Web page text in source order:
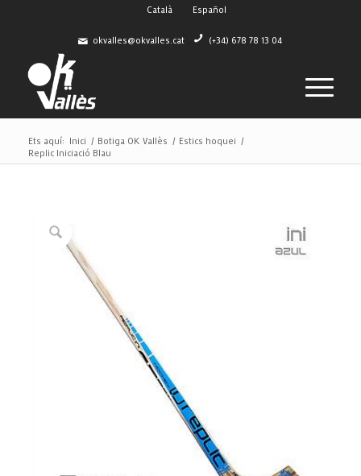
Català Español
okvalles@okvalles.cat (+34) 678 78 13 04
Ets aquí: Inici / Botiga OK Vallès / Estics hoquei /
Replic Iniciació Blau